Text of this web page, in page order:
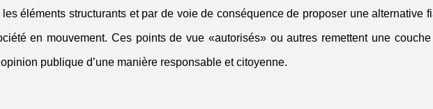
éléments structurants et par de voie de conséquence de proposer une alternative
en mouvement. Ces points de vue «autorisés» ou autres remettent une
publique d’une manière responsable et citoyenne.